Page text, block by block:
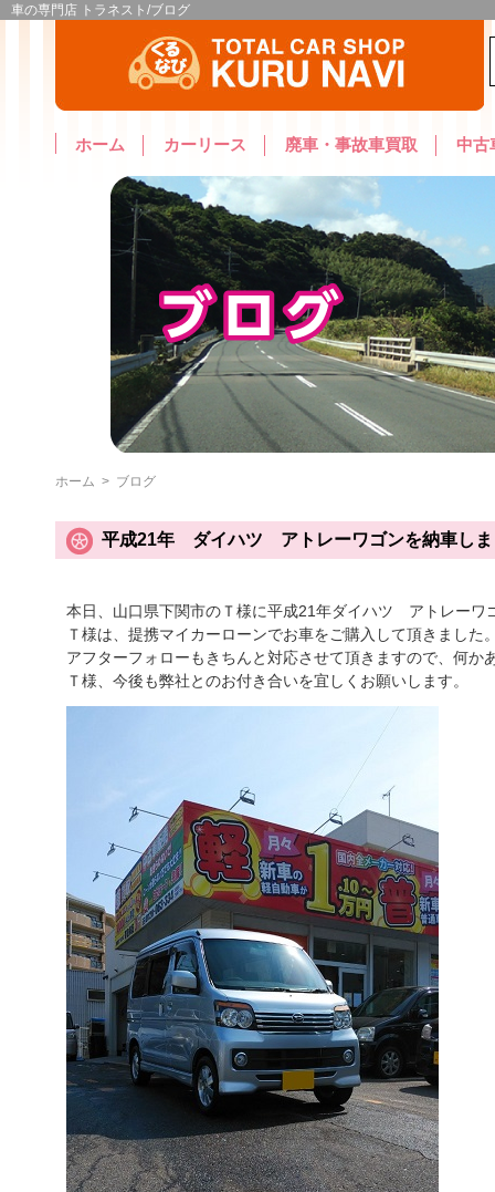
車の専門店 トラネスト/ブログ
ホーム カーリース 廃車・事故車買取 中古
ホーム > ブログ
平成21年 ダイハツ アトレーワゴンを納車しま
本日、山口県下関市のＴ様に平成21年ダイハツ アトレー
Ｔ様は、提携マイカーローンでお車をご購入して頂きました
アフターフォローもきちんと対応させて頂きますので、何か
Ｔ様、今後も弊社とのお付き合いを宜しくお願いします。